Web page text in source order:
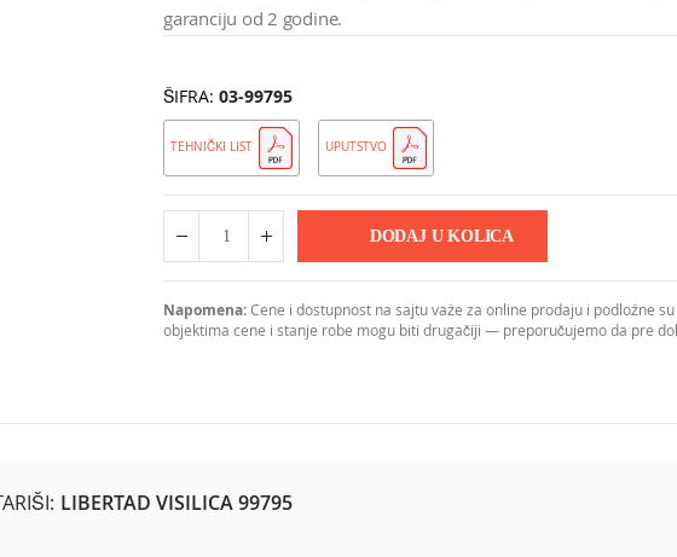
garanciju od 2 godine.
ŠIFRA 03-99795
TEHNIČKI LIST UPUTSTVO
DODAJ U KOLICA
Napomena:Cene i dostupnost na sajtu važe za online prodaju i podložne
objektima cene i stanje robe mogu biti drugačiji — preporučujemo da pre
drvenim detaljima u crno-braon boji, stvarajući topao, moderan akcenat
LIBERTAD VISILICA 99795